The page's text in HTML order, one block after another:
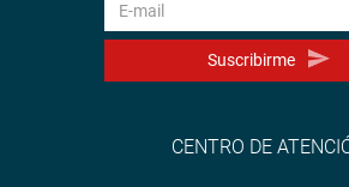
Suscribirme
CENTRO DE